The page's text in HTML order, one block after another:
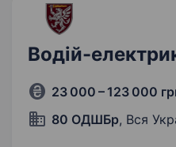
Водій-
23 000 – 123 000
80 ОДШБр, Вся